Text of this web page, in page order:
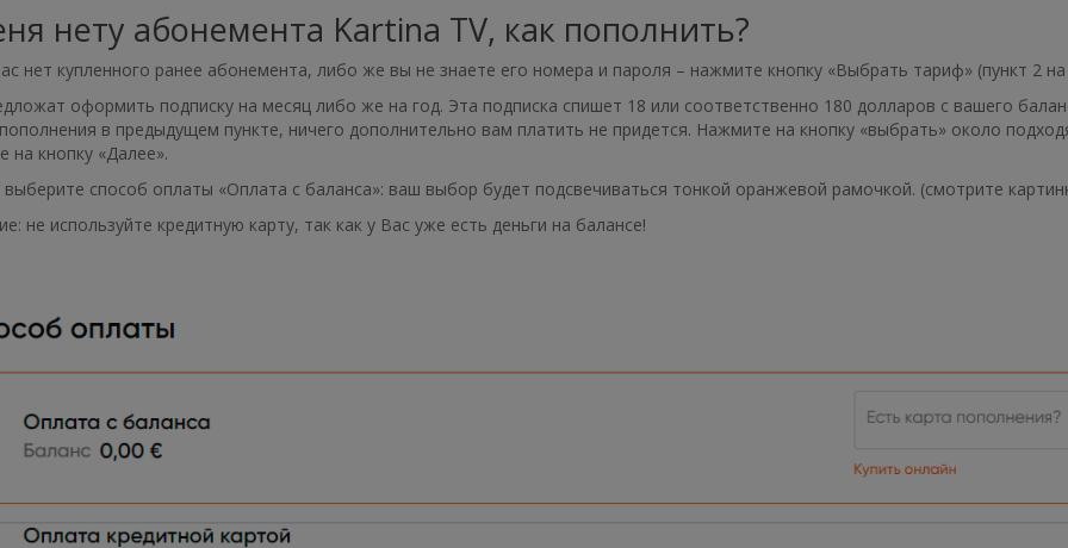
нету абонемента Kartina TV, как пополнить?
нет купленного ранее абонемента, либо же вы не знаете его номера и пароля – нажмите кнопку «Выбрать тариф» (пункт 2 на
оформить подписку на месяц либо же на год. Эта подписка спишет 18 или соответственно 180 долларов с вашего
в предыдущем пункте, ничего дополнительно вам платить не придется. Нажмите на кнопку «выбрать» около
на кнопку «Далее».
способ оплаты «Оплата с баланса»: ваш выбор будет подсвечиваться тонкой оранжевой рамочкой. (смотрите
не используйте кредитную карту, так как у Вас уже есть деньги на балансе!